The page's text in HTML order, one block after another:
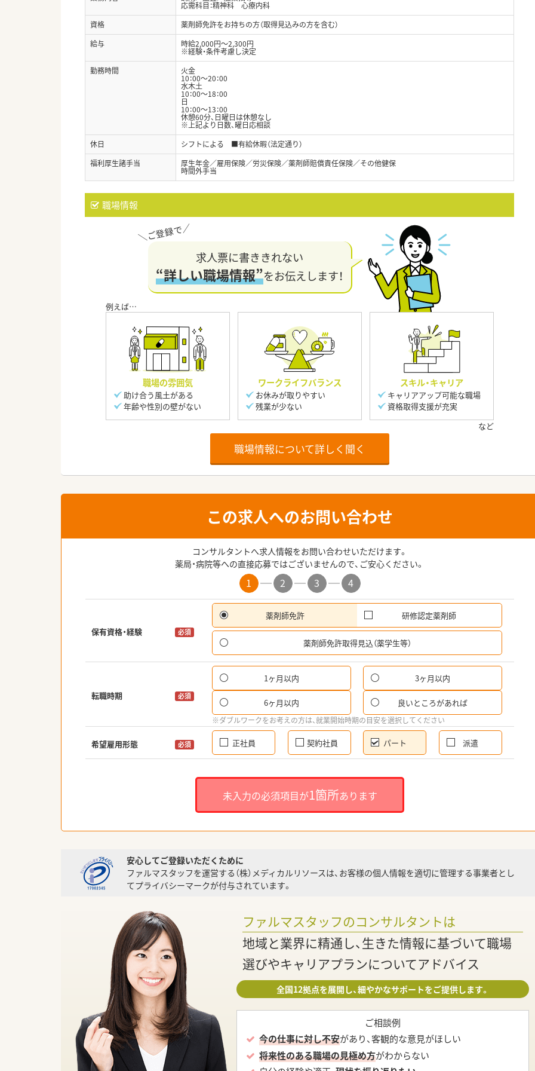
応需科目：精神科 心療内科
資格
薬剤師免許をお持ちの方（取得見込みの方を含む）
給与
時給2,000円～2,300円
※経験・条件考慮し決定
勤務時間
火金
10：00～20：00
水木土
10：00～18：00
日
10：00～13：00
休憩60分、日曜日は休憩なし
※上記より日数、曜日応相談
休日
シフトによる ■有給休暇（法定通り）
福利厚生諸手当
厚生年金／雇用保険／労災保険／薬剤師賠償責任保険／その他健保
時間外手当
職場情報
求人票に書ききれない
“詳しい職場情報”をお伝えします！
職場の雰囲気
助け合う風土がある
年齢や性別の壁がない
ワークライフバランス
お休みが取りやすい
残業が少ない
スキル・キャリア
キャリアアップ可能な職場
資格取得支援が充実
職場情報について詳しく聞く
この求人へのお問い合わせ
コンサルタントへ求人情報をお問い合わせいただけます。
薬局・病院等への直接応募ではございませんので、ご安心ください。
1 2 3 4
保有資格・経験 必須
薬剤師免許 研修認定薬剤師
薬剤師免許取得見込（薬学生等）
転職時期 必須
1ヶ月以内 3ヶ月以内
6ヶ月以内 良いところがあれば
※ダブルワークをお考えの方は、就業開始時期の目安を選択してください
希望雇用形態 必須 正社員 契約社員 パート 派遣
未入力の必須項目が1箇所あります
安心してご登録いただくために
ファルマスタッフを運営する（株）メディカルリソースは、お客様の個人情報を適切に管理する事業者とし
てプライバシーマークが付与されています。
ファルマスタッフのコンサルタントは
地域と業界に精通し、生きた情報に基づいて職場
選びやキャリアプランについてアドバイス
全国12拠点を展開し、細やかなサポートをご提供します。
ご相談例
今の仕事に対し不安があり、客観的な意見がほしい
将来性のある職場の見極め方がわからない